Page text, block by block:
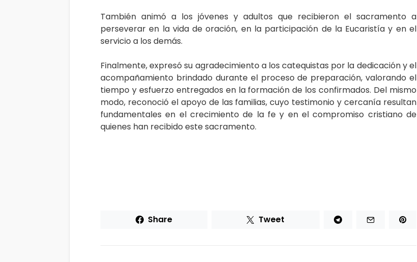
También animó a los jóvenes y adultos que recibieron el sacramento a
perseverar en la vida de oración, en la participación de la Eucaristía y en el
servicio a los demás.
Finalmente, expresó su agradecimiento a los catequistas por la dedicación y el
acompañamiento brindado durante el proceso de preparación, valorando el
tiempo y esfuerzo entregados en la formación de los confirmados. Del mismo
modo, reconoció el apoyo de las familias, cuyo testimonio y cercanía resultan
fundamentales en el crecimiento de la fe y en el compromiso cristiano de
quienes han recibido este sacramento.
Share Tweet